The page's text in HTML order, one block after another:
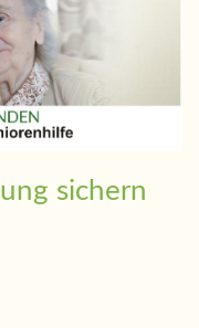
sichern